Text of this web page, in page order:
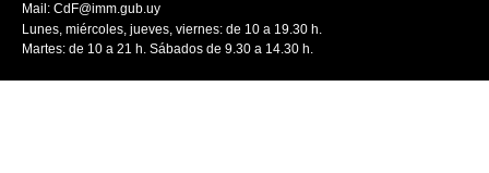
Mail: CdF@imm.gub.uy
Lunes, miércoles, jueves, viernes: de 10 a 19.30 h.
Martes: de 10 a 21 h. Sábados de 9.30 a 14.30 h.